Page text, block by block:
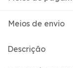
Meios de envio
Descrição